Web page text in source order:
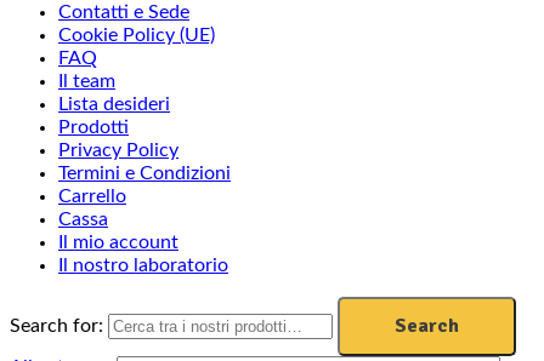
Contatti e Sede
Cookie Policy (UE)
FAQ
Il team
Lista desideri
Prodotti
Privacy Policy
Termini e Condizioni
Carrello
Cassa
Il mio account
Il nostro laboratorio
Search for: Search